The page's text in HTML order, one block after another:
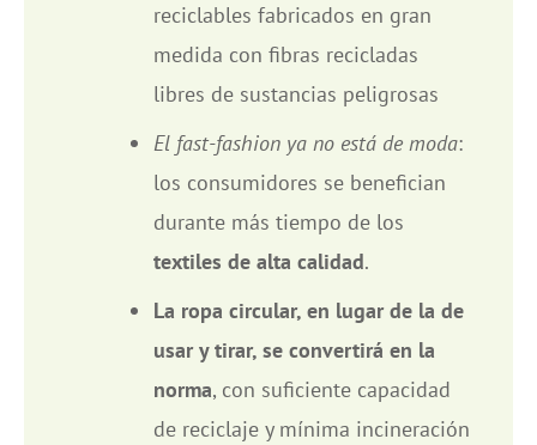
reciclables fabricados en gran
medida con fibras recicladas
libres de sustancias peligrosas
El fast-fashion ya no está de moda:
los consumidores se benefician
durante más tiempo de los
textiles de alta calidad.
La ropa circular, en lugar de la de
usar y tirar, se convertirá en la
norma, con suficiente capacidad
de reciclaje y mínima incineración